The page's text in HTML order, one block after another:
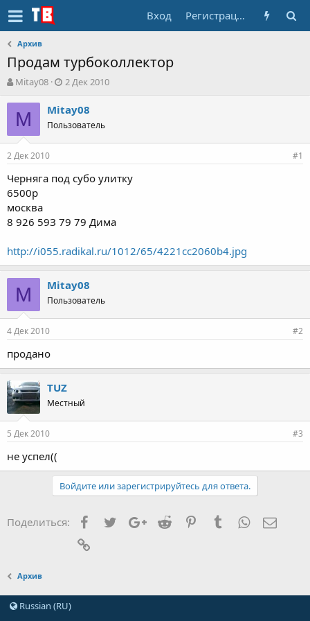
Вход Регистрация
Архив
Продам турбоколлектор
А
т
о
т
е
ы
Mitay08
Д
т
н
а
л
2 Дек 2010
M Mitay08
Пользователь
2 Дек 2010 #1
Черняга под субо улитку
6500р
москва
8 926 59З 79 79 Дима
http://i055.radikal.ru/1012/65/4221cc2060b4.jpg
M Mitay08
Пользователь
4 Дек 2010 #2
продано
TUZ
Местный
5 Дек 2010 #3
не успел((
Войдите или зарегистрируйтесь для ответа.
Поделиться: FacebookTwitterGoogle+
Reddit PinterestTumblrWhatsApp
Архив
Russian (RU)